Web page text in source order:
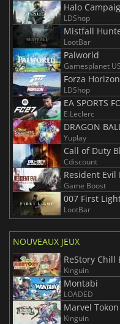
Halo
LDShop
Mistfall
LootBar
Palworld
Gamesplanet US
Forza
LDShop
EA SPORTS
E.Leclerc
Yuplay
Call of Duty
Cdiscount
Resident Evil
Game Boost
007 First
LootBar
NOUVEAUX JEUX
ReStory Chill
Kinguin
Montabi
LOADED
Marvel
Kinguin